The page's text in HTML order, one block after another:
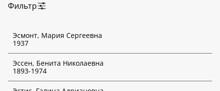
Фильтр
А Б В Г Д Е Ж З И К
Х Ц
Творческие объединения
Эсмонт, Мария Сергеевна
1937
Эссен, Бенита Николаевна
1893-1974